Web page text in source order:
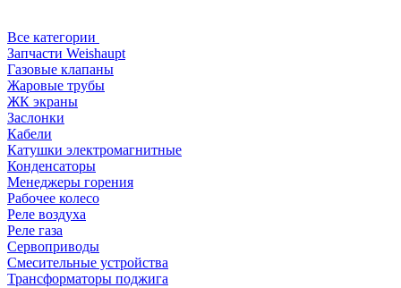
Все категории
Запчасти Weishaupt
Газовые клапаны
Жаровые трубы
ЖК экраны
Заслонки
Кабели
Катушки электромагнитные
Конденсаторы
Менеджеры горения
Рабочее колесо
Реле воздухa
Реле газа
Сервоприводы
Смесительные устройства
Трансформаторы поджига